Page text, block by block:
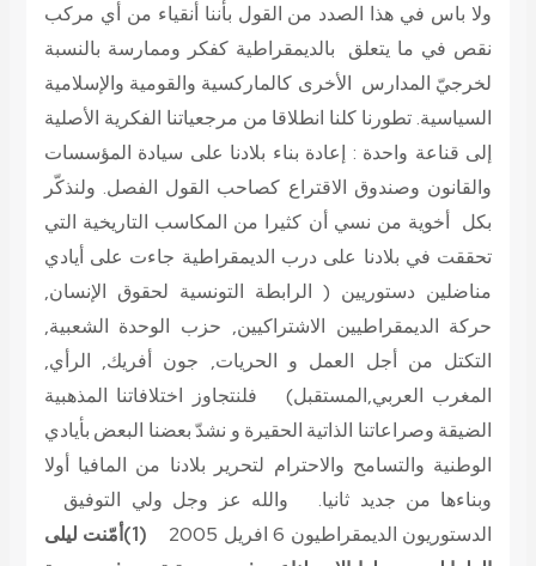
ولا باس في هذا الصدد من القول بأننا أنقياء من أي مركب
نقص في ما يتعلق بالديمقراطية كفكر وممارسة بالنسبة
لخرجيّ المدارس الأخرى كالماركسية والقومية والإسلامية
السياسية. تطورنا كلنا انطلاقا من مرجعياتنا الفكرية الأصلية
إلى قناعة واحدة : إعادة بناء بلادنا على سيادة المؤسسات
والقانون وصندوق الاقتراع كصاحب القول الفصل. ولنذكّر
بكل أخوية من نسي أن كثيرا من المكاسب التاريخية التي
تحققت في بلادنا على درب الديمقراطية جاءت على أيادي
مناضلين دستوريين ( الرابطة التونسية لحقوق الإنسان,
حركة الديمقراطيين الاشتراكيين, حزب الوحدة الشعبية,
التكتل من أجل العمل و الحريات, جون أفريك, الرأي,
المغرب العربي,المستقبل) فلنتجاوز اختلافاتنا المذهبية
الضيقة وصراعاتنا الذاتية الحقيرة و نشدّ بعضنا البعض بأيادي
الوطنية والتسامح والاحترام لتحرير بلادنا من المافيا أولا
وبناءها من جديد ثانيا. والله عز وجل ولي التوفيق
الدستوريون الديمقراطيون
(1)أمّنت ليلى